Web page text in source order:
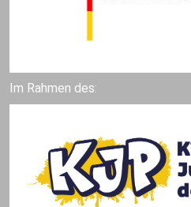
Im Rahmen des: